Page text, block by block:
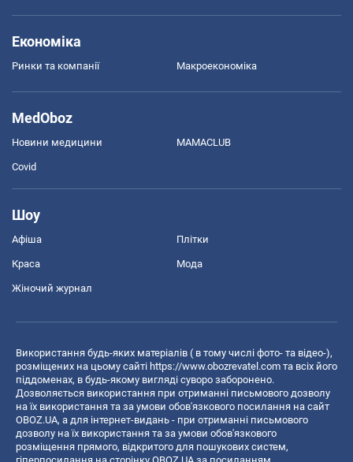
Економіка
Ринки та компанії Макроекономіка
MedOboz
Новини медицини MAMACLUB
Covid
Шоу
Афіша Плітки
Краса Мода
Жіночий журнал
Використання будь-яких матеріалів ( в тому числі фото- та відео-),
розміщених на цьому сайті https://www.obozrevatel.com та всіх його
піддоменах, в будь-якому вигляді суворо заборонено.
Дозволяється використання при отриманні письмового дозволу
на їх використання та за умови обов'язкового посилання на сайт
OBOZ.UA, а для інтернет-видань - при отриманні письмового
дозволу на їх використання та за умови обов'язкового
розміщення прямого, відкритого для пошукових систем,